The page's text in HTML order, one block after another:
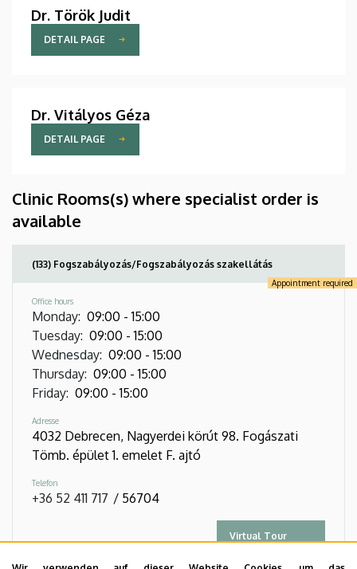
Dr. Török Judit
DETAIL PAGE
Dr. Vitályos Géza
DETAIL PAGE
Clinic Rooms(s) where specialist order is
available
(133) Fogszabályozás/Fogszabályozás szakellátás
Appointment required
Office hours
Monday: 09:00 - 15:00
Tuesday: 09:00 - 15:00
Wednesday: 09:00 - 15:00
Thursday: 09:00 - 15:00
Friday: 09:00 - 15:00
Adresse
4032 Debrecen, Nagyerdei körút 98. Fogászati
Tömb. épület 1. emelet F. ajtó
Telefon
+36 52 411 717 / 56704
Virtual Tour